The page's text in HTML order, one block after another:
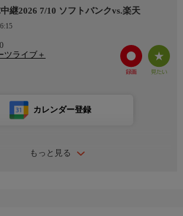
継2026 7/10 ソフトバンクvs.楽天
ツライブ＋
もっと見る
カレンダー登録